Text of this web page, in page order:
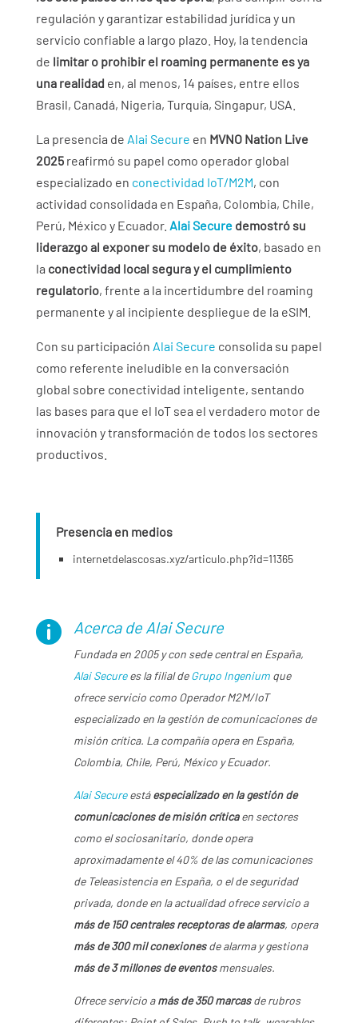
regulación y garantizar estabilidad jurídica y un
servicio confiable a largo plazo. Hoy, la tendencia
de limitar o prohibir el roaming permanente es ya
una realidad en, al menos, 14 países, entre ellos
Brasil, Canadá, Nigeria, Turquía, Singapur, USA.
La presencia de Alai Secure en MVNO Nation Live
2025reafirmó su papel como operador global
especializado en conectividad IoT/M2M, con
actividad consolidada en España, Colombia, Chile,
Perú, México y Ecuador. Alai Securedemostró su
liderazgo al exponer su modelo de éxito, basado en
la conectividad local segura y el cumplimiento
regulatorio, frente a la incertidumbre del roaming
permanente y al incipiente despliegue de la eSIM.
Con su participación Alai Secure consolida su papel
como referente ineludible en la conversación
global sobre conectividad inteligente, sentando
las bases para que el IoT sea el verdadero motor de
innovación y transformación de todos los sectores
productivos.
Presencia en medios
internetdelascosas.xyz/articulo.php?id=11365
 Acerca de Alai Secure
Fundada en 2005 y con sede central en España,
Alai Securees la filial deGrupo Ingeniumque
ofrece servicio como Operador M2M/IoT
especializado en la gestión de comunicaciones de
misión crítica. La compañía opera en España,
Colombia, Chile, Perú, México y Ecuador.
Alai Secureestáespecializado en la gestión de
comunicaciones de misión críticaen sectores
como el sociosanitario, donde opera
aproximadamente el 40% de las comunicaciones
de Teleasistencia en España, o el de seguridad
privada, donde en la actualidad ofrece servicio a
más de 150 centrales receptoras de alarmas, opera
más de 300 mil conexionesde alarma y gestiona
más de 3 millones de eventosmensuales.
Ofrece servicio amás de 350 marcasde rubros